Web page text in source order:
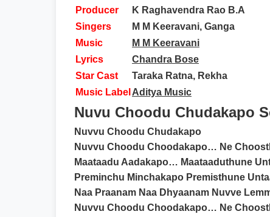
Producer
K Raghavendra Rao B.A
Singers
M M Keeravani, Ganga
Music
M M Keeravani
Lyrics
Chandra Bose
Star Cast
Taraka Ratna, Rekha
Music Label Aditya Music
Nuvu Choodu Chudakapo
Nuvvu Choodu Chudakapo
Nuvvu Choodu Choodakapo… Ne
Maataadu Aadakapo… Maataaduthune
Preminchu Minchakapo Premisthune
Naa Praanam Naa Dhyaanam Nuvve
Nuvvu Choodu Choodakapo… Ne